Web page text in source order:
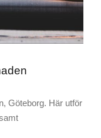
Göteborg. Här utför